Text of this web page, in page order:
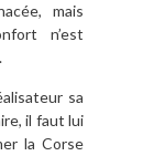
mais
n’est
sa
il faut lui
la Corse